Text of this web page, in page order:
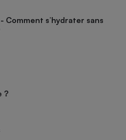
Comment s’hydrater sans
?